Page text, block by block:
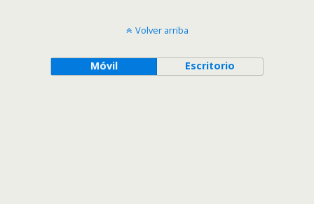
Volver arriba
Móvil Escritorio